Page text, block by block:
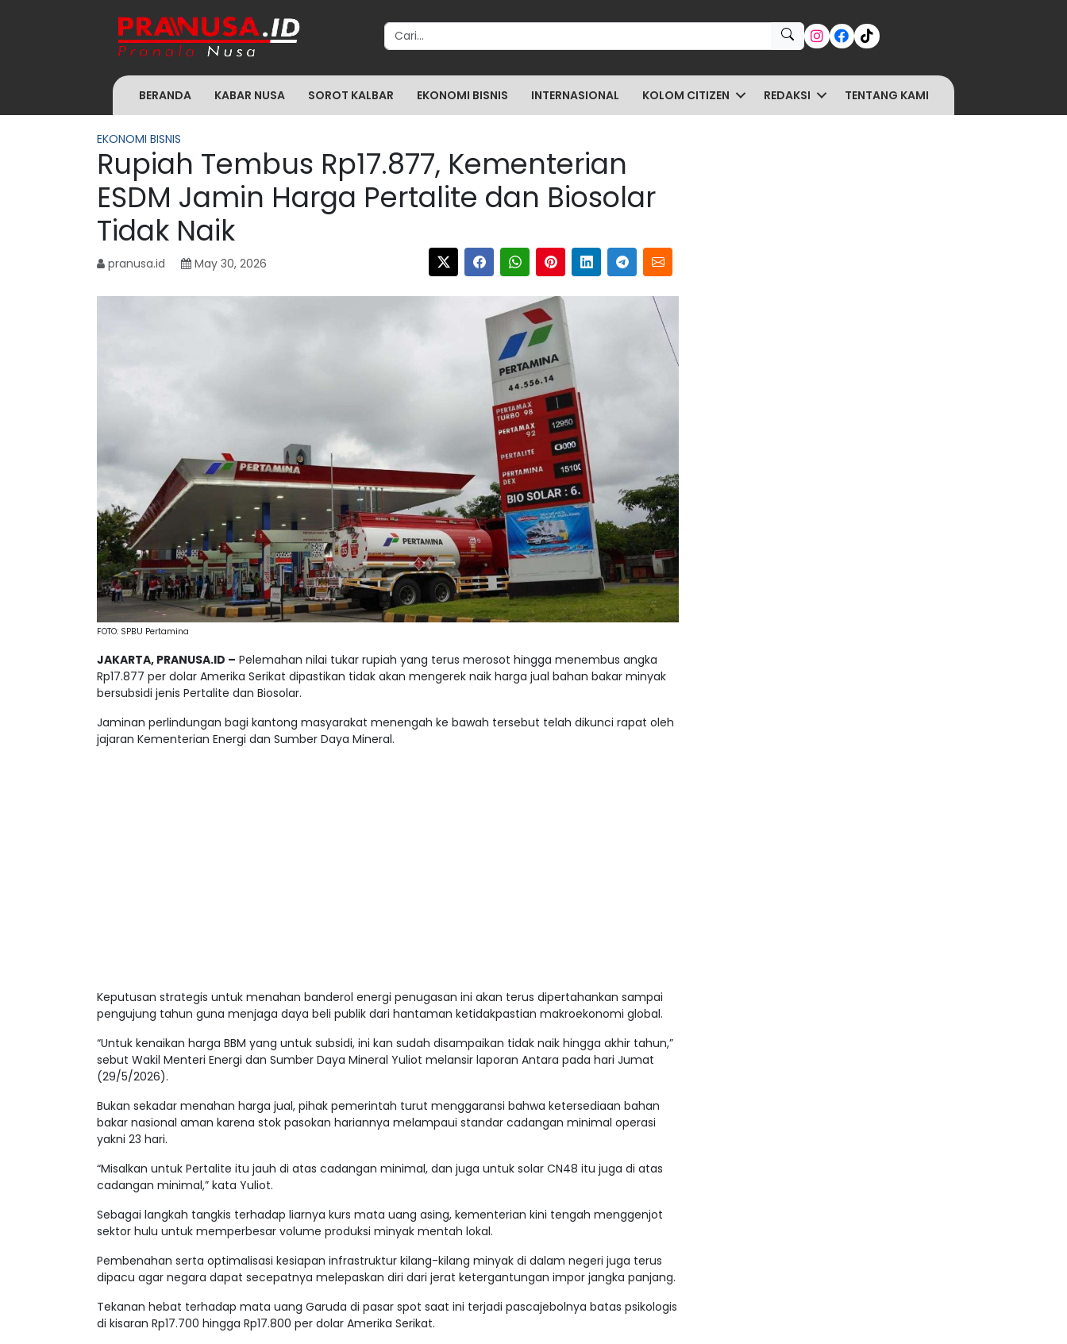
Search for:
BERANDA KABAR NUSA SOROT KALBAR EKONOMI BISNIS INTERNASIONAL KOLOM CITIZEN REDAKSI TENTANG KAMI
EKONOMI BISNIS
Rupiah Tembus Rp17.877, Kementerian
ESDM Jamin Harga Pertalite dan Biosolar
Tidak Naik
pranusa.id May 30, 2026
FOTO: SPBU Pertamina
JAKARTA, PRANUSA.ID – Pelemahan nilai tukar rupiah yang terus merosot hingga menembus angka
Rp17.877 per dolar Amerika Serikat dipastikan tidak akan mengerek naik harga jual bahan bakar minyak
bersubsidi jenis Pertalite dan Biosolar.
Jaminan perlindungan bagi kantong masyarakat menengah ke bawah tersebut telah dikunci rapat oleh
jajaran Kementerian Energi dan Sumber Daya Mineral.
Keputusan strategis untuk menahan banderol energi penugasan ini akan terus dipertahankan sampai
pengujung tahun guna menjaga daya beli publik dari hantaman ketidakpastian makroekonomi global.
“Untuk kenaikan harga BBM yang untuk subsidi, ini kan sudah disampaikan tidak naik hingga akhir tahun,”
sebut Wakil Menteri Energi dan Sumber Daya Mineral Yuliot melansir laporan Antara pada hari Jumat
(29/5/2026).
Bukan sekadar menahan harga jual, pihak pemerintah turut menggaransi bahwa ketersediaan bahan
bakar nasional aman karena stok pasokan hariannya melampaui standar cadangan minimal operasi
yakni 23 hari.
“Misalkan untuk Pertalite itu jauh di atas cadangan minimal, dan juga untuk solar CN48 itu juga di atas
cadangan minimal,” kata Yuliot.
Sebagai langkah tangkis terhadap liarnya kurs mata uang asing, kementerian kini tengah menggenjot
sektor hulu untuk memperbesar volume produksi minyak mentah lokal.
Pembenahan serta optimalisasi kesiapan infrastruktur kilang-kilang minyak di dalam negeri juga terus
dipacu agar negara dapat secepatnya melepaskan diri dari jerat ketergantungan impor jangka panjang.
Tekanan hebat terhadap mata uang Garuda di pasar spot saat ini terjadi pascajebolnya batas psikologis
di kisaran Rp17.700 hingga Rp17.800 per dolar Amerika Serikat.